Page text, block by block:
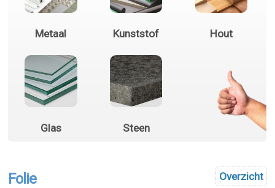
Metaal Kunststof Hout
Glas Steen
Overzicht
Folie